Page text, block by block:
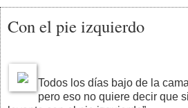
Con el pie izquierdo
Todos los días bajo de la
pero eso no quiere decir que